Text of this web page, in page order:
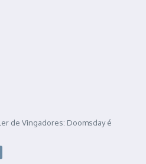
de Vingadores: Doomsday é